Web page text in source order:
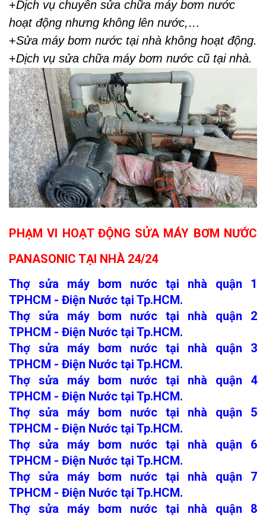
+Dịch vụ chuyên sửa chữa máy bơm nước
hoạt động nhưng không lên nước,…
+Sửa máy bơm nước tại nhà không hoạt động.
+Dịch vụ sửa chữa máy bơm nước cũ tại nhà.
PHẠM VI HOẠT ĐỘNG SỬA MÁY BƠM NƯỚC
PANASONIC TẠI NHÀ 24/24
Thợ sửa máy bơm nước tại nhà quận 1
TPHCM - Điện Nước tại Tp.HCM.
Thợ sửa máy bơm nước tại nhà quận 2
TPHCM - Điện Nước tại Tp.HCM.
Thợ sửa máy bơm nước tại nhà quận 3
TPHCM - Điện Nước tại Tp.HCM.
Thợ sửa máy bơm nước tại nhà quận 4
TPHCM - Điện Nước tại Tp.HCM.
Thợ sửa máy bơm nước tại nhà quận 5
TPHCM - Điện Nước tại Tp.HCM.
Thợ sửa máy bơm nước tại nhà quận 6
TPHCM - Điện Nước tại Tp.HCM.
Thợ sửa máy bơm nước tại nhà quận 7
TPHCM - Điện Nước tại Tp.HCM.
Thợ sửa máy bơm nước tại nhà quận 8